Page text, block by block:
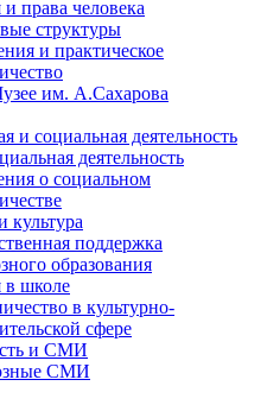
и права человека
структуры
и практическое
им. А.Сахарова
и социальная деятельность
деятельность
о социальном
культура
поддержка
образования
в школе
в культурно-
сфере
и СМИ
СМИ